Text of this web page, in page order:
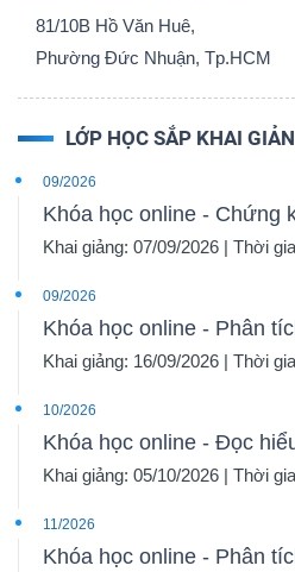
81/10B Hồ Văn Huê,
Phường Đức Nhuận, Tp.HCM
LỚP HỌC SẮP KHAI
09/2026
Khóa học online - Chứng
Khai giảng: 07/09/2026 | Thời
09/2026
Khóa học online - Phân
Khai giảng: 16/09/2026 | Thời
10/2026
Khóa học online - Đọc
Khai giảng: 05/10/2026 | Thời
11/2026
Khóa học online - Phân